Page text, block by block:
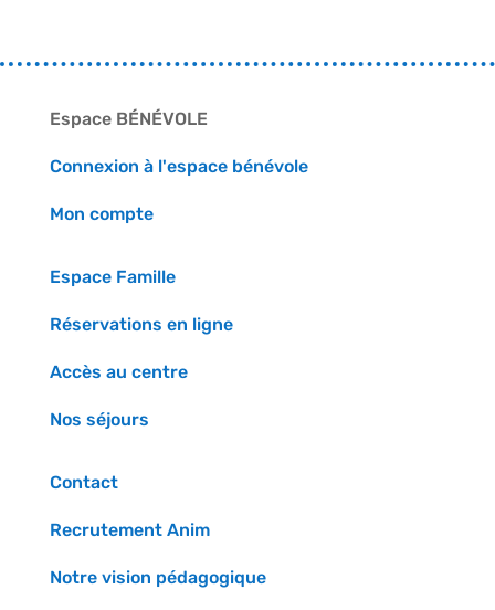
Espace BÉNÉVOLE
Connexion à l'espace bénévole
Mon compte
Espace Famille
Réservations en ligne
Accès au centre
Nos séjours
Contact
Recrutement Anim
Notre vision pédagogique